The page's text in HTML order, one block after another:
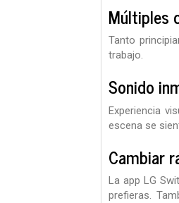
Múltiples
Tanto
trabajo.
Sonido
Experiencia
escena se
Cambiar
La app LG
prefieras.